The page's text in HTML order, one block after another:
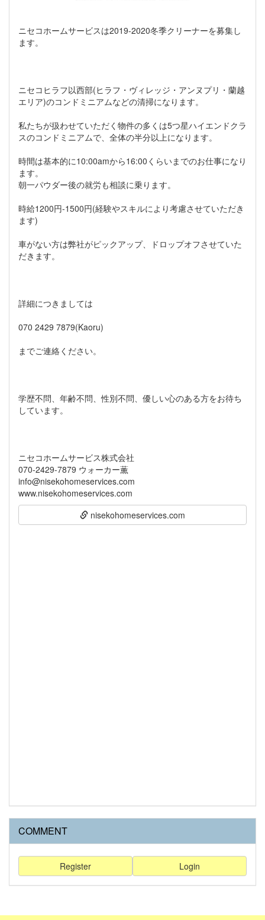
ニセコホームサービスは2019-2020冬季クリーナーを募集し
ます。
ニセコヒラフ以西部(ヒラフ・ヴィレッジ・アンヌプリ・蘭越
エリア)のコンドミニアムなどの清掃になります。
私たちが扱わせていただく物件の多くは5つ星ハイエンドクラ
スのコンドミニアムで、全体の半分以上になります。
時間は基本的に10:00amから16:00くらいまでのお仕事になり
ます。
朝一パウダー後の就労も相談に乗ります。
時給1200円-1500円(経験やスキルにより考慮させていただき
ます)
車がない方は弊社がピックアップ、ドロップオフさせていた
だきます。
詳細につきましては
070 2429 7879(Kaoru)
までご連絡ください。
学歴不問、年齢不問、性別不問、優しい心のある方をお待ち
しています。
ニセコホームサービス株式会社
070-2429-7879 ウォーカー薫
info@nisekohomeservices.com
www.nisekohomeservices.com
nisekohomeservices.com
COMMENT
Login
Register